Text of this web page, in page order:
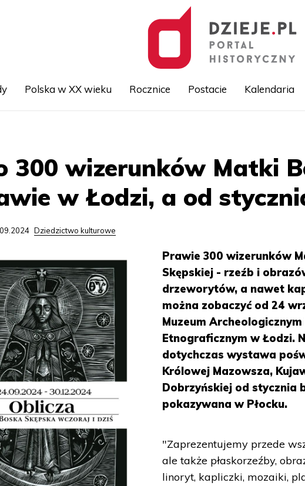
Polska w XX wieku Rocznice Postacie Kalendaria
300 wizerunków Matki
w Łodzi, a od
Dziedzictwo kulturowe
Prawie 300 wizerunków
Skępskiej - rzeźb i
drzeworytów, a nawet
można zobaczyć od 24
Muzeum Archeologicznym
Etnograficznym w Łodzi.
dotychczas wystawa
Królowej Mazowsza,
Dobrzyńskiej od stycznia
pokazywana w Płocku.
"Zaprezentujemy przede
ale także płaskorzeźby,
linoryt, kapliczki, mozaiki,